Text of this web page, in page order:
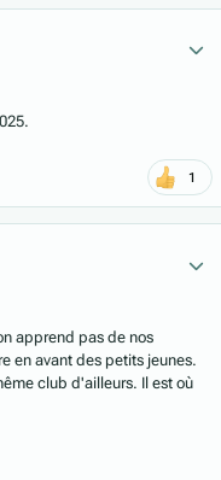
1
apprend pas de nos
en avant des petits jeunes.
club d'ailleurs. Il est où